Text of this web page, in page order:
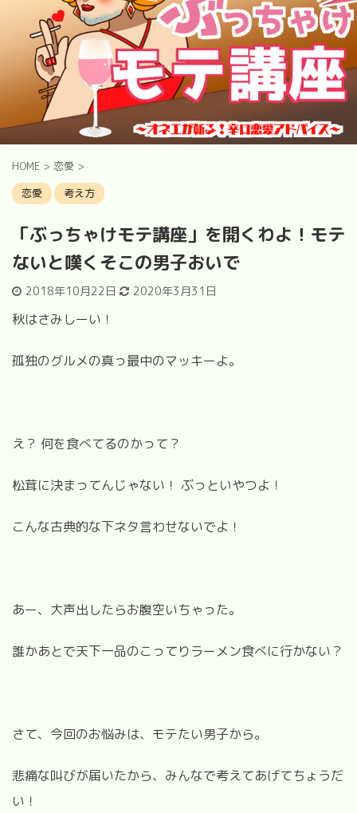
HOME > 恋愛 >
恋愛
考え方
「ぶっちゃけモテ講座」を開くわよ！モテ
ないと嘆くそこの男子おいで
2018年10月22日 2020年3月31日
秋はさみしーい！
孤独のグルメの真っ最中のマッキーよ。
え？ 何を食べてるのかって？
松茸に決まってんじゃない！ ぶっといやつよ！
こんな古典的な下ネタ言わせないでよ！
あー、大声出したらお腹空いちゃった。
誰かあとで天下一品のこってりラーメン食べに行かない？
さて、今回のお悩みは、モテたい男子から。
悲痛な叫びが届いたから、みんなで考えてあげてちょうだ
い！